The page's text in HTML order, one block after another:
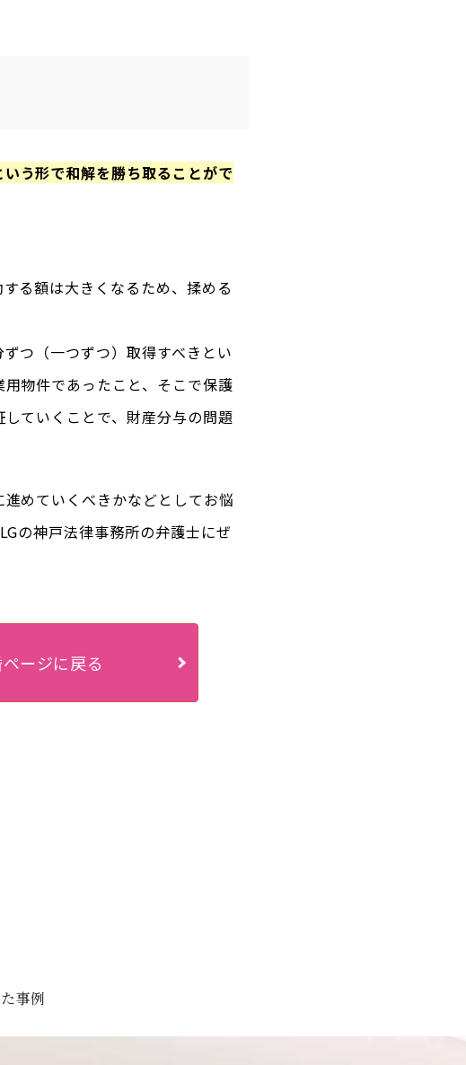
う形で和解を勝ち取ることがで
る額は大きくなるため、揉める
つ（一つずつ）取得すべきとい
物件であったこと、そこで保護
ていくことで、財産分与の問題
めていくべきかなどとしてお悩
の神戸法律事務所の弁護士にぜ
ージに戻る
事例